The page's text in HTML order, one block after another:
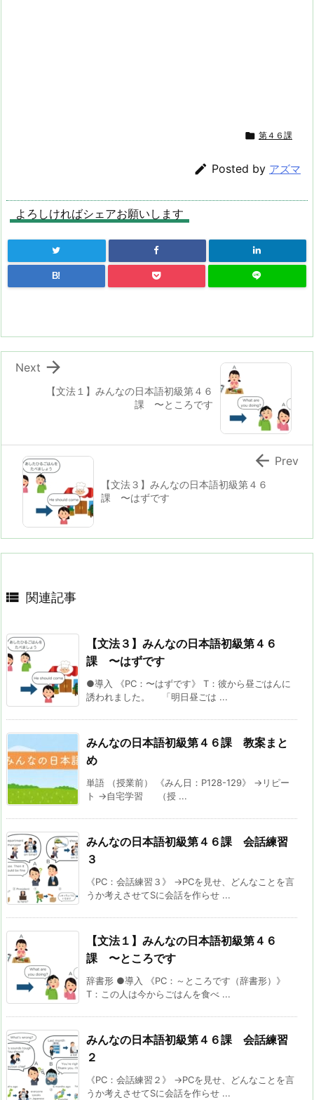
 第４６課
 Posted by アズマ
よろしければシェアお願いします
B!
【文法１】みんなの日本語初級第４６
課 〜ところです

Next
【文法３】みんなの日本語初級第４６
課 〜はずです
 Prev
 関連記事
【文法３】みんなの日本語初級第４６
課 〜はずです
●導入 《PC：〜はずです》 T：彼から昼ごはんに
誘われました。 「明日昼ごは ...
みんなの日本語初級第４６課 教案まと
め
単語 （授業前） 《みん日：P128-129》 →リピー
ト →自宅学習 （授 ...
みんなの日本語初級第４６課 会話練習
３
《PC：会話練習３》 →PCを見せ、どんなことを言
うか考えさせてSに会話を作らせ ...
【文法１】みんなの日本語初級第４６
課 〜ところです
辞書形 ●導入 《PC：～ところです（辞書形）》
T：この人は今からごはんを食べ ...
みんなの日本語初級第４６課 会話練習
２
《PC：会話練習２》 →PCを見せ、どんなことを言
うか考えさせてSに会話を作らせ ...